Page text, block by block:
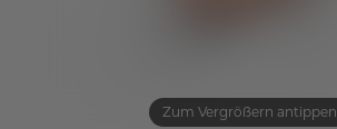
Zum Vergrößern antippen